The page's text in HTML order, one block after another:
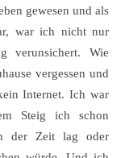
gewesen und als
war ich nicht nur
verunsichert. Wie
vergessen und
Internet. Ich war
Steig ich schon
der Zeit lag oder